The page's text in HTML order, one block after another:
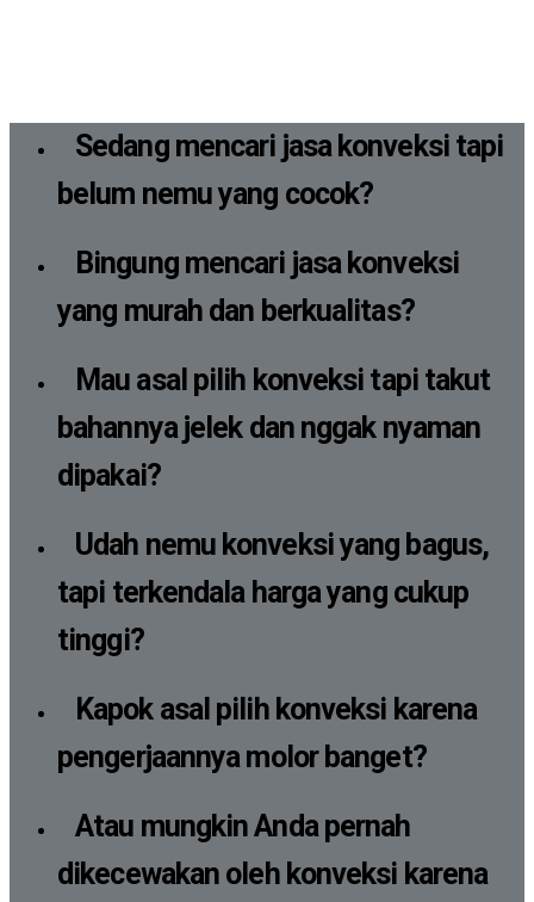
Sedang mencari jasa konveksi tapi
belum nemu yang cocok?
Bingung mencari jasa konveksi
yang murah dan berkualitas?
Mau asal pilih konveksi tapi takut
bahannya jelek dan nggak nyaman
dipakai?
Udah nemu konveksi yang bagus,
tapi terkendala harga yang cukup
tinggi?
Kapok asal pilih konveksi karena
pengerjaannya molor banget?
Atau mungkin Anda pernah
dikecewakan oleh konveksi karena